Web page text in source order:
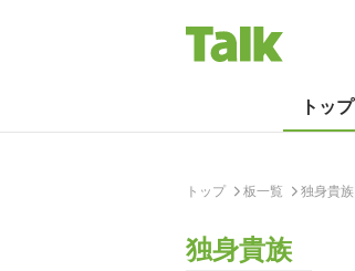
トップ
トップ 板一覧 独身貴族
独身貴族